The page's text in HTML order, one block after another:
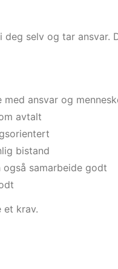
selv og tar ansvar.
ansvar og
avtalt
bistand
også samarbeide godt
et krav.